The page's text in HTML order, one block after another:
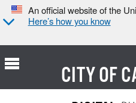
An official website of the
Here’s how you know
CITY OF